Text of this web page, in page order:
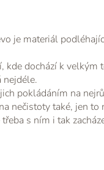
je materiál
kde dochází k
nejdéle.
pokládáním na
nečistoty také, jen to
s ním i tak